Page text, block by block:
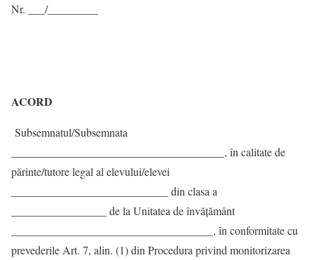
Nr. ___/_________
ACORD
Subsemnatul/Subsemnata
______________________________________, în calitate de
părinte/tutore legal al elevului/elevei
____________________________ din clasa a
_________________ de la Unitatea de învăţământ
____________________________________, în conformitate cu
prevederile Art. 7, alin. (1) din Procedura privind monitorizarea